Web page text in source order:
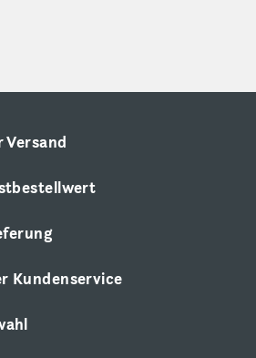
Versand
Kundenservice